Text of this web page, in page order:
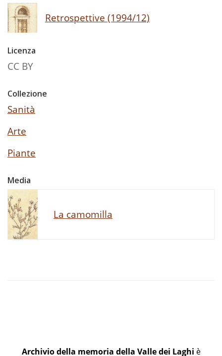
Retrospettive (1994/12)
Licenza
CC BY
Collezione
Sanità
Arte
Piante
Media
La camomilla
Archivio della memoria della Valle dei Laghi è